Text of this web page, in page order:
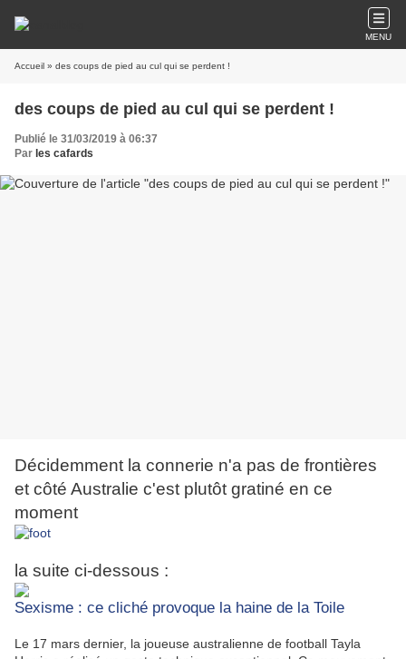
MENU
Accueil » des coups de pied au cul qui se perdent !
des coups de pied au cul qui se perdent !
Publié le 31/03/2019 à 06:37
Par les cafards
Décidemment la connerie n'a pas de frontières
et côté Australie c'est plutôt gratiné en ce
moment
la suite ci-dessous :
Sexisme : ce cliché provoque la haine de la Toile
Le 17 mars dernier, la joueuse australienne de football Tayla